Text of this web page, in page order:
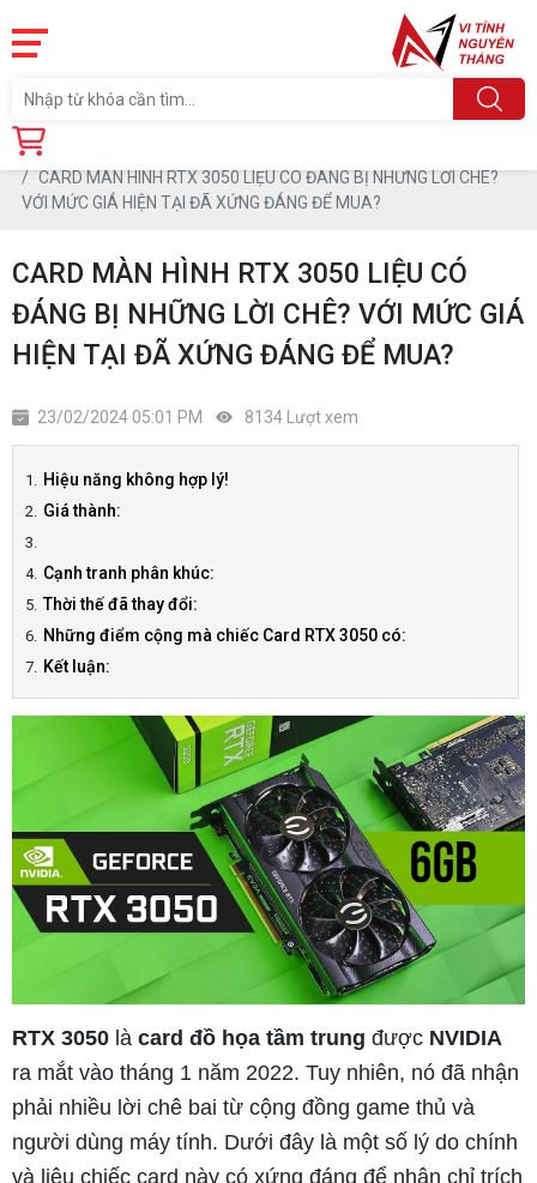
Trang chủ
CARD MÀN HÌNH RTX 3050 LIỆU CÓ ĐÁNG BỊ NHỮNG LỜI CHÊ?
VỚI MỨC GIÁ HIỆN TẠI ĐÃ XỨNG ĐÁNG ĐỂ MUA?
CARD MÀN HÌNH RTX 3050 LIỆU CÓ
ĐÁNG BỊ NHỮNG LỜI CHÊ? VỚI MỨC GIÁ
HIỆN TẠI ĐÃ XỨNG ĐÁNG ĐỂ MUA?
23/02/2024 05:01 PM 8134 Lượt xem
Hiệu năng không hợp lý!
Giá thành:
Cạnh tranh phân khúc:
Thời thế đã thay đổi:
Những điểm cộng mà chiếc Card RTX 3050 có:
Kết luận:
RTX 3050 là card đồ họa tầm trung được NVIDIA
ra mắt vào tháng 1 năm 2022. Tuy nhiên, nó đã nhận
phải nhiều lời chê bai từ cộng đồng game thủ và
người dùng máy tính. Dưới đây là một số lý do chính
và liệu chiếc card này có xứng đáng để nhận chỉ trích